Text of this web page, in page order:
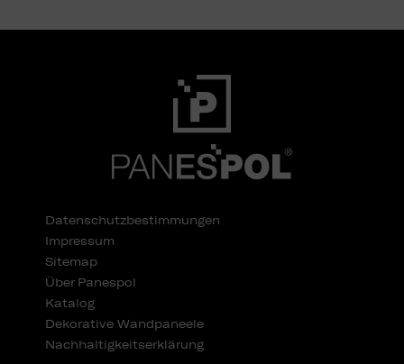
Datenschutzbestimmungen
Impressum
Sitemap
Über Panespol
Katalog
Dekorative Wandpaneele
Nachhaltigkeitserklärung